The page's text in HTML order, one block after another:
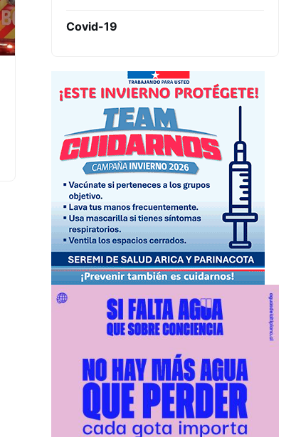
Covid-19